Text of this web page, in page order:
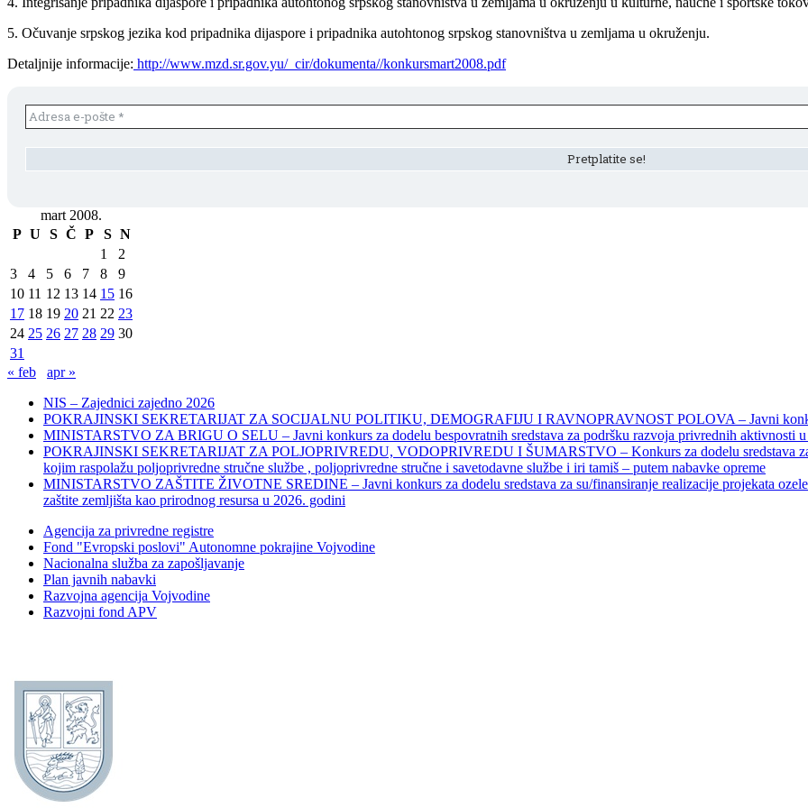
5. Očuvanje srpskog jezika kod pripadnika dijaspore i pripadnika autohtonog srpskog stanovništva u zemljama u okruženju.
Detaljnije informacije: http://www.mzd.sr.gov.yu/_cir/dokumenta//konkursmart2008.pdf
mart 2008.
P U S Č P S N
1
2
3
4 5 6 7 8
9
10 11 12 13 14 15 16
17 18 19 20 21 22 23
24 25 26 27 28 29 30
31
« feb
apr »
NIS – Zajednici zajedno 2026
POKRAJINSKI SEKRETARIJAT ZA SOCIJALNU POLITIKU, DEMOGRAFIJU I RAVNOPRAVNOST POLOVA – Javni
MINISTARSTVO ZA BRIGU O SELU – Javni konkurs za dodelu bespovratnih sredstava za podršku razvoja privrednih aktivnosti
POKRAJINSKI SEKRETARIJAT ZA POLJOPRIVREDU, VODOPRIVREDU I ŠUMARSTVO – Konkurs za dodelu sredstava
kojim raspolažu poljoprivredne stručne službe , poljoprivredne stručne i savetodavne službe i iri tamiš ‒ putem nabavke opreme
MINISTARSTVO ZAŠTITE ŽIVOTNE SREDINE – Javni konkurs za dodelu sredstava za su/finansiranje realizacije projekata
zaštite zemljišta kao prirodnog resursa u 2026. godini
Agencija za privredne registre
Fond "Evropski poslovi" Autonomne pokrajine Vojvodine
Nacionalna služba za zapošljavanje
Plan javnih nabavki
Razvojna agencija Vojvodine
Razvojni fond APV